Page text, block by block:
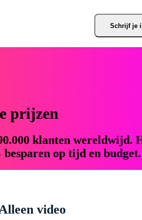
Schrijf je
prijzen
klanten wereldwijd.
op tijd en budget.
video